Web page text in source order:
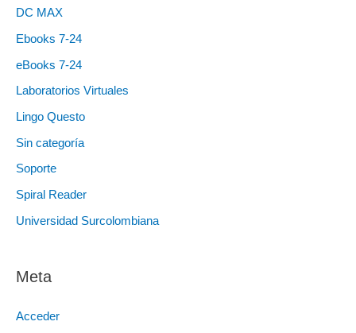
DC MAX
Ebooks 7-24
eBooks 7-24
Laboratorios Virtuales
Lingo Questo
Sin categoría
Soporte
Spiral Reader
Universidad Surcolombiana
Meta
Acceder